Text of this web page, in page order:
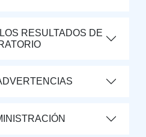
RESULTADOS DE